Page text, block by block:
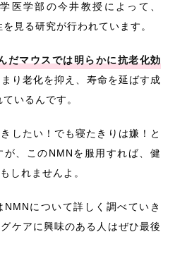
医学部の今井教授によって、
見る研究が行われています。
だマウスでは明らかに抗老化効
り老化を抑え、寿命を延ばす成
いるんです。
したい！でも寝たきりは嫌！と
、このNMNを服用すれば、健
しれませんよ。
について詳しく調べていき
ケアに興味のある人はぜひ最後